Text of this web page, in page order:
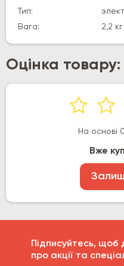
Тип:
Вага:
2,2 кг
Оцінка товару:
На основі 0
Вже
Підписуйтесь, щоб
про акції та